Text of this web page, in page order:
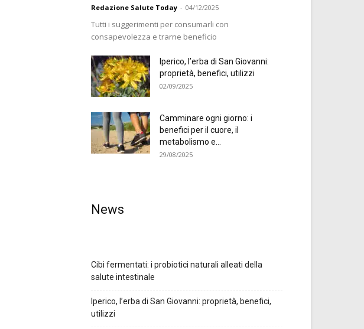
Redazione Salute Today - 04/12/2025
Tutti i suggerimenti per consumarli con
consapevolezza e trarne beneficio
Iperico, l’erba di San Giovanni:
proprietà, benefici, utilizzi
02/09/2025
Camminare ogni giorno: i
benefici per il cuore, il
metabolismo e...
29/08/2025
News
Cibi fermentati: i probiotici naturali alleati della
salute intestinale
Iperico, l’erba di San Giovanni: proprietà, benefici,
utilizzi